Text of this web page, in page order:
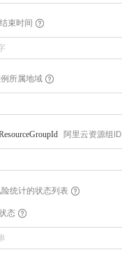
束时间
所属地域
阿里云资源组ID
险统计的状态列表
态